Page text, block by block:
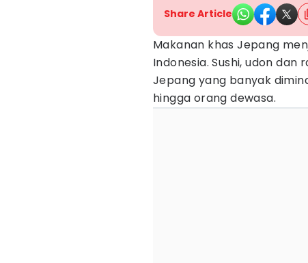
Share Article
Makanan khas Jepang
Indonesia. Sushi, udon
Jepang yang banyak
hingga orang dewasa.